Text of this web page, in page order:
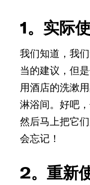
1。实际
我们知道，我
当的建议，但
用酒店的洗漱
淋浴间。好吧
然后马上把它
会忘记！
2。重新